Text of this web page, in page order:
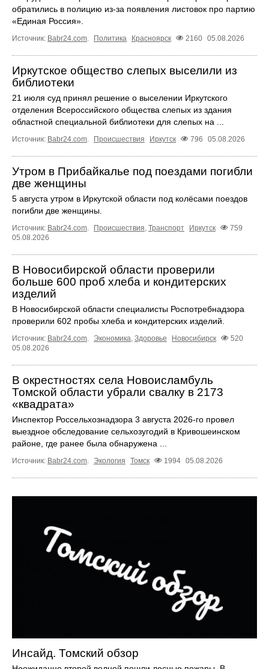
обратились в полицию из-за появления листовок про партию
«Единая Россия».
Источник: Babr24.com Политика Красноярск 2160 05.08.2026
Иркутское общество слепых выселили из
библиотеки
21 июля суд принял решение о выселении Иркутского
отделения Всероссийского общества слепых из здания
областной специальной библиотеки для слепых на ...
Источник: Babr24.com Происшествия Иркутск 796 05.08.2026
Утром в Прибайкалье под поездами погибли
две женщины
5 августа утром в Иркутской области под колёсами поездов
погибли две женщины.
Источник: Babr24.com. Происшествия, Транспорт Иркутск
759
05.08.2026
В Новосибирской области проверили
больше 600 проб хлеба и кондитерских
изделий
В Новосибирской области специалисты Роспотребнадзора
проверили 602 пробы хлеба и кондитерских изделий.
Источник: Babr24.com. Экономика, Здоровье Новосибирск
520
05.08.2026
В окрестностях села Новоисламбуль
Томской области убрали свалку в 2173
«квадрата»
Инспектор Россельхознадзора 3 августа 2026-го провел
выездное обследование сельхозугодий в Кривошеинском
районе, где ранее была обнаружена ...
Источник: Babr24.com. Экология Томск 1994 05.08.2026
Инсайд. Томский обзор